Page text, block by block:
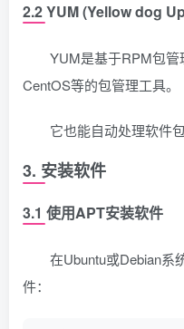
2.2 YUM (Yellow dog
YUM是基于RPM包管
CentOS等的包管理工具。
它也能自动处理软件
3. 安装软件
3.1 使用APT安装软件
在Ubuntu或Debian系
件：